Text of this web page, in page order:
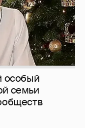
особый
семьи